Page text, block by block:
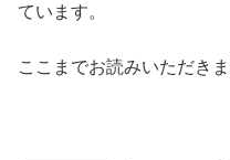
ています。
ここまでお読みいただき